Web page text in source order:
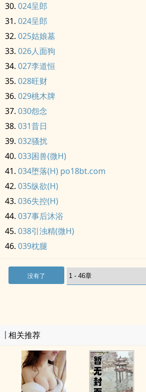
024呈郎
024呈郎
025姑娘墓
026人面狗
027李道恒
028旺财
029桃木牌
030怨念
031昔日
032骚扰
033困兽(微H)
034堕落(H) po18bt.com
035纵欲(H)
036失控(H)
037事后沐浴
038引浊精(微H)
039枕腿
没有了
相关推荐